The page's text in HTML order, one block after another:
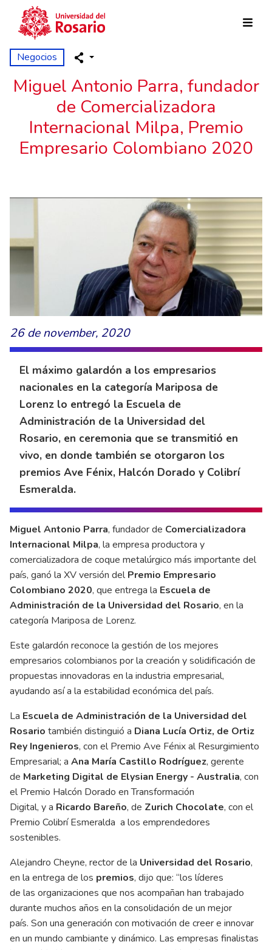
Skip to main content
Negocios
Miguel Antonio Parra, fundador
de Comercializadora
Internacional Milpa, Premio
Empresario Colombiano 2020
26 de november, 2020
El máximo galardón a los empresarios
nacionales en la categoría Mariposa de
Lorenz lo entregó la Escuela de
Administración de la Universidad del
Rosario, en ceremonia que se transmitió en
vivo, en donde también se otorgaron los
premios Ave Fénix, Halcón Dorado y Colibrí
Esmeralda.
Miguel Antonio Parra, fundador de Comercializadora
Internacional Milpa, la empresa productora y
comercializadora de coque metalúrgico más importante del
país, ganó la XV versión delPremio Empresario
Colombiano 2020, que entrega la Escuela de
Administración de la Universidad del Rosario, en la
categoría Mariposa de Lorenz.
Este galardón reconoce la gestión de los mejores
empresarios colombianos por la creación y solidificación de
propuestas innovadoras en la industria empresarial,
ayudando así a la estabilidad económica del país.
La Escuela de Administración de la Universidad del
Rosario también distinguió a Diana Lucía Ortiz, de Ortiz
Rey Ingenieros, con el Premio Ave Fénix al Resurgimiento
Empresarial; a Ana María Castillo Rodríguez, gerente
de Marketing Digital de Elysian Energy - Australia, con
el Premio Halcón Dorado en Transformación
Digital, y a Ricardo Bareño, de Zurich Chocolate, con el
Premio Colibrí Esmeralda a los emprendedores
sostenibles.
Alejandro Cheyne, rector de la Universidad del Rosario,
en la entrega de los premios, dijo que: “los líderes
de las organizaciones que nos acompañan han trabajado
durante muchos años en la consolidación de un mejor
país. Son una generación con motivación de creer e innovar
en un mundo cambiante y dinámico. Las empresas finalistas